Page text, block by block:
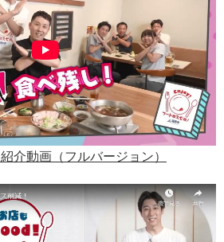
介動画（フルバージョン）